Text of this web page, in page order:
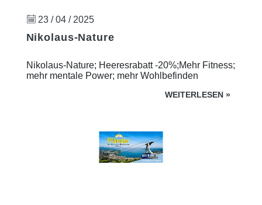
23 / 04 / 2025
Nikolaus-Nature
Nikolaus-Nature; Heeresrabatt -20%;Mehr Fitness;
mehr mentale Power; mehr Wohlbefinden
WEITERLESEN »